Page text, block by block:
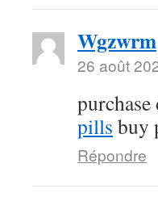
Wgzwrm
26 août
pills buy
Répondre